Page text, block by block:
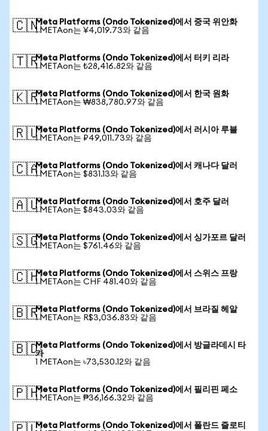
🇨🇳Meta Platforms (Ondo Tokenized)에서 중국 위안화
1 METAon는 ¥4,019.73와 같음
🇹🇷Meta Platforms (Ondo Tokenized)에서 터키 리라
1 METAon는 ₺28,416.82와 같음
🇰🇷Meta Platforms (Ondo Tokenized)에서 한국 원화
1 METAon는 ₩838,780.97와 같음
🇷🇺Meta Platforms (Ondo Tokenized)에서 러시아 루블
1 METAon는 ₽49,011.73와 같음
🇨🇦Meta Platforms (Ondo Tokenized)에서 캐나다 달러
1 METAon는 $831.13와 같음
🇦🇺Meta Platforms (Ondo Tokenized)에서 호주 달러
1 METAon는 $843.03와 같음
🇸🇬Meta Platforms (Ondo Tokenized)에서 싱가포르 달러
1 METAon는 $761.46와 같음
🇨🇭Meta Platforms (Ondo Tokenized)에서 스위스 프랑
1 METAon는 CHF 481.40와 같음
🇧🇷Meta Platforms (Ondo Tokenized)에서 브라질 헤알
1 METAon는 R$3,036.83와 같음
🇧🇩Meta Platforms (Ondo Tokenized)에서 방글라데시 타
카
1 METAon는 ৳73,530.12와 같음
🇵🇭Meta Platforms (Ondo Tokenized)에서 필리핀 페소
1 METAon는 ₱36,166.32와 같음
Meta Platforms (Ondo Tokenized)에서 폴란드 즐로티